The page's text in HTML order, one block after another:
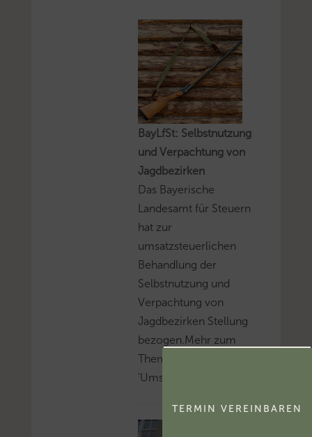
BayLfSt: Selbstnutzung
und Verpachtung von
Jagdbezirken
Das Bayerische
Landesamt für Steuern
hat zur
umsatzsteuerlichen
Behandlung der
Selbstnutzung und
Verpachtung von
Jagdbezirken Stellung
bezogen.Mehr zum
Thema
'Umsatzsteuer'...
TERMIN VEREINBAREN